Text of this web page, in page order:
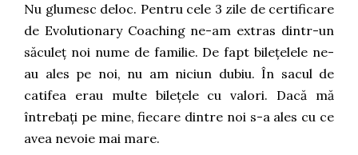
Nu glumesc deloc. Pentru cele 3 zile de certificare
de Evolutionary Coaching ne-am extras dintr-un
săculeț noi nume de familie. De fapt bilețelele ne-
au ales pe noi, nu am niciun dubiu. În sacul de
catifea erau multe bilețele cu valori. Dacă mă
întrebați pe mine, fiecare dintre noi s-a ales cu ce
avea nevoie mai mare.